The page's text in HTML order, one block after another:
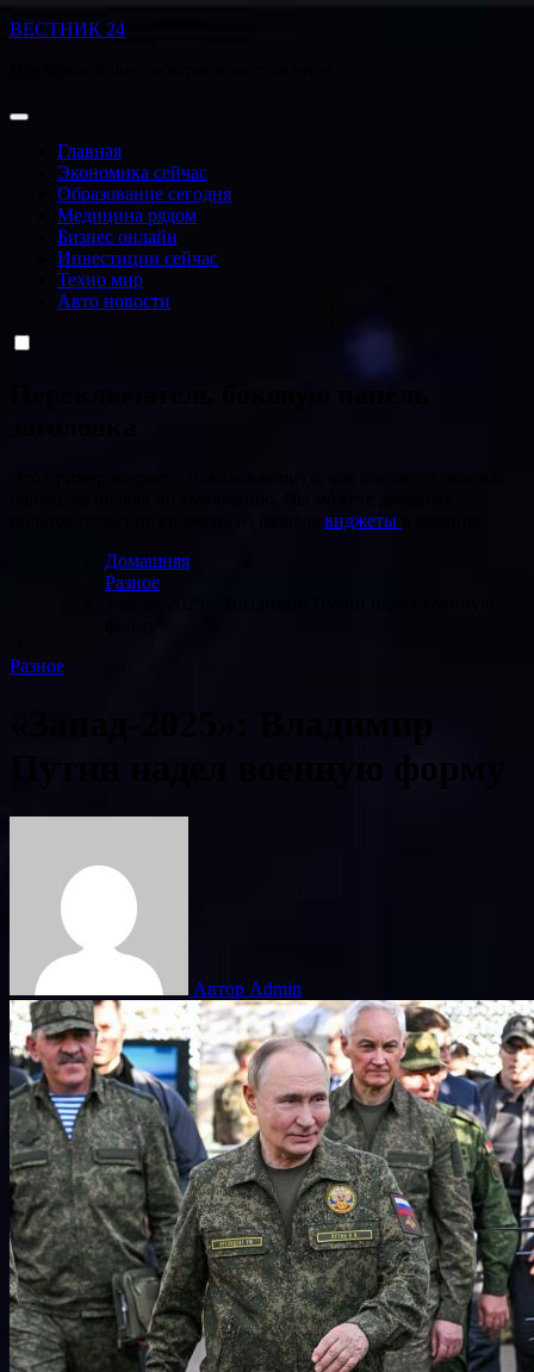
Перейти
ВЕСТНИК 24
Главная
Экономика сейчас
Образование сегодня
Медицина рядом
Бизнес онлайн
Инвестиции сейчас
Техно мир
Авто новости
виджеты
Домашняя
Разное
Разное
Путин надел военную форму
Автор Admin